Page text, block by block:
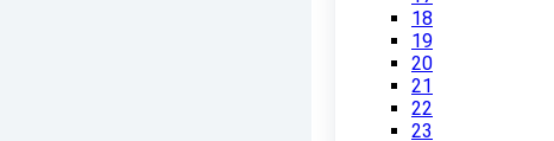
18
19
20
21
22
23